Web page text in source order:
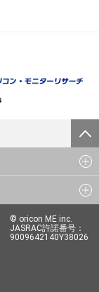
© oricon ME inc.
JASRAC許諾番号：
9009642140Y38026